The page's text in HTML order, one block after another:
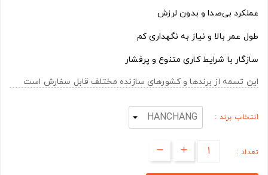
عملکرد بی‌صدا و بدون لرزش
طول عمر بالا و نیاز به نگهداری کم
سازگار با شرایط کاری متنوع و پرفشار
این تسمه از برندها و کشورهای سازنده مختلف قابل سفارش است
انتخاب برند :
تعداد :